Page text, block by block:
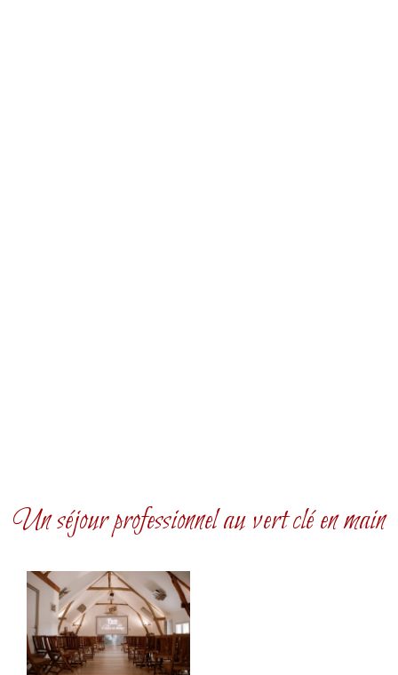
Un séjour professionnel au vert clé en main